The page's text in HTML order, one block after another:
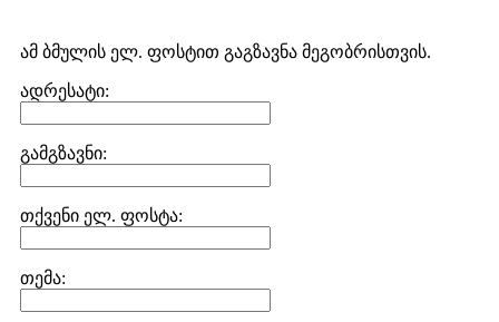
ამ ბმულის ელ. ფოსტით გაგზავნა მეგობრისთვის.
ადრესატი:
გამგზავნი:
თქვენი ელ. ფოსტა:
თემა: